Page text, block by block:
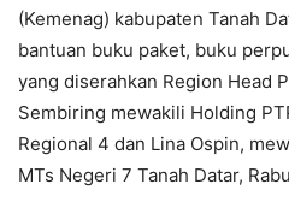
(Kemenag) kabupaten Tanah
bantuan buku paket, buku
yang diserahkan Region Head
Sembiring mewakili Holding
Regional 4 dan Lina Ospin,
MTs Negeri 7 Tanah Datar,